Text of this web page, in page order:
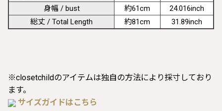
身幅 / bust
約61cm
24.016inch
総丈 / Total Length
約81cm 31.89inch
※closetchildのアイテムは独自の方法により採寸しており
ます。
サイズガイドはこちら